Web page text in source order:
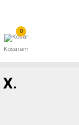
0
Kosaram